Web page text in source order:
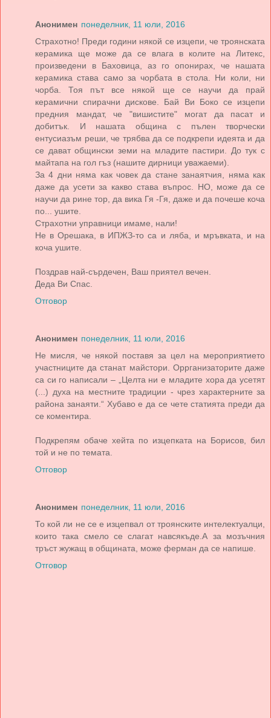
Анонимен понеделник, 11 юли, 2016
Страхотно! Преди години някой се изцепи, че троянската
керамика ще може да се влага в колите на Литекс,
произведени в Баховица, аз го опонирах, че нашата
керамика става само за чорбата в стола. Ни коли, ни
чорба. Тоя път все някой ще се научи да прай
керамични спирачни дискове. Бай Ви Боко се изцепи
предния мандат, че "вишистите" могат да пасат и
добитък. И нашата община с пълен творчески
ентусиазъм реши, че трябва да се подкрепи идеята и да
се дават общински земи на младите пастири. До тук с
майтапа на гол гъз (нашите дирници уважаеми).
За 4 дни няма как човек да стане занаятчия, няма как
даже да усети за какво става въпрос. НО, може да се
научи да рине тор, да вика Гя -Гя, даже и да почеше коча
по... ушите.
Страхотни управници имаме, нали!
Не в Орешака, в ИПЖЗ-то са и ляба, и мръвката, и на
коча ушите.
Поздрав най-сърдечен, Ваш приятел вечен.
Деда Ви Спас.
Отговор
Анонимен понеделник, 11 юли, 2016
Не мисля, че някой поставя за цел на мероприятието
участниците да станат майстори. Оррганизаторите даже
са си го написали – „Целта ни е младите хора да усетят
(...) духа на местните традиции - чрез характерните за
района занаяти.“ Хубаво е да се чете статията преди да
се коментира.
Подкрепям обаче хейта по изцепката на Борисов, бил
той и не по темата.
Отговор
Анонимен понеделник, 11 юли, 2016
То кой ли не се е изцепвал от троянските интелектуалци,
които така смело се слагат навсякъде.А за мозъчния
тръст жужащ в общината, може ферман да се напише.
Отговор